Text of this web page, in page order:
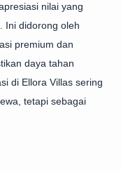
nilai yang
Ini didorong oleh
premium dan
daya tahan
di Ellora Villas sering
tetapi sebagai